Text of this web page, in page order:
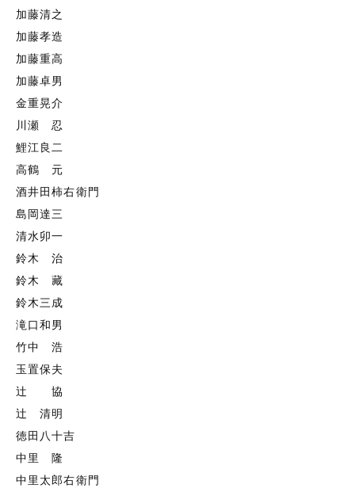
加藤清之
加藤孝造
加藤重高
加藤卓男
金重晃介
川瀬 忍
鯉江良二
高鶴 元
酒井田柿右衛門
島岡達三
清水卯一
鈴木 治
鈴木 藏
鈴木三成
滝口和男
竹中 浩
玉置保夫
辻 協
辻 清明
徳田八十吉
中里 隆
中里太郎右衛門